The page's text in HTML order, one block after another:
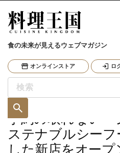
食の未来が見えるウェブマガジン
オンラインストア ロ
予約の取れない「
ステナブルシー
した新店をオープ